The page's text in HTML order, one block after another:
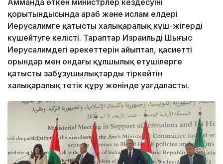
АСТАНА. KAZINFORM — Иордания астанасы
Амманда өткен министрлер кездесуінің
қорытындысында араб және ислам елдері
Иерусалимге қатысты халықаралық күш-жігерді
күшейтуге келісті. Тараптар Израильдің Шығыс
Иерусалимдегі әрекеттерін айыптап, қасиетті
орындар мен ондағы құлшылық етушілерге
қатысты заңбұзушылықтарды тіркейтін
халықаралық тетік құру жөнінде уағдаласты.